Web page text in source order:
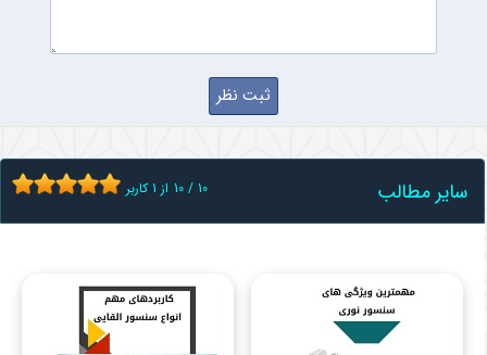
سایر مطالب 10 / 10 از 1کاربر